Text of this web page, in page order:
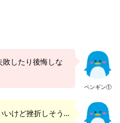
ペンギン①
したり後悔しな
いけど挫折しそう…